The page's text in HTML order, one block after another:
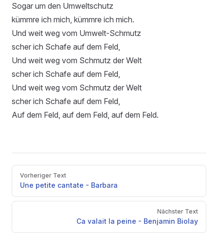
Sogar um den Umweltschutz
kümmre ich mich, kümmre ich mich.
Und weit weg vom Umwelt-Schmutz
scher ich Schafe auf dem Feld,
Und weit weg vom Schmutz der Welt
scher ich Schafe auf dem Feld,
Und weit weg vom Schmutz der Welt
scher ich Schafe auf dem Feld,
Auf dem Feld, auf dem Feld, auf dem Feld.
PagerVorheriger Text
Une petite cantate - Barbara
Nächster Text
Ca valait la peine - Benjamin Biolay